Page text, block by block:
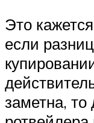
Это
если
заметна,